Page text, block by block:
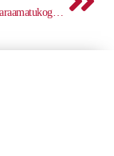
Filmi- ja meediaraamatukogu kolib